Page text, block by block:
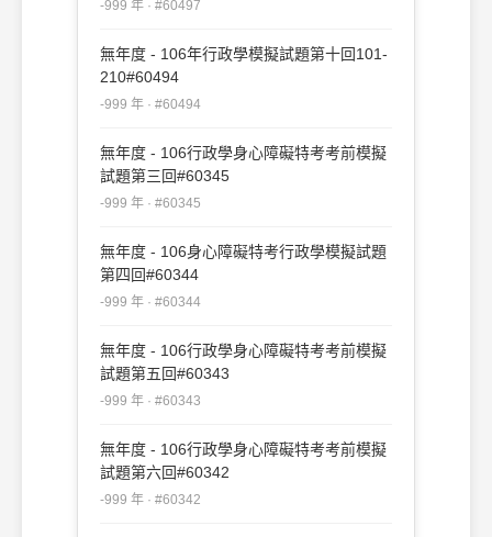
-999 年 · #60497
無年度 - 106年行政學模擬試題第十回101-
210#60494
-999 年 · #60494
無年度 - 106行政學身心障礙特考考前模擬
試題第三回#60345
-999 年 · #60345
無年度 - 106身心障礙特考行政學模擬試題
第四回#60344
-999 年 · #60344
無年度 - 106行政學身心障礙特考考前模擬
試題第五回#60343
-999 年 · #60343
無年度 - 106行政學身心障礙特考考前模擬
試題第六回#60342
-999 年 · #60342